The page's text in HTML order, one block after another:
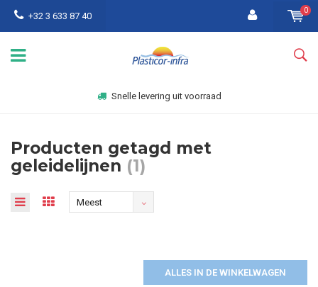
+32 3 633 87 40
0
Snelle levering uit voorraad
Producten getagd met
geleidelijnen (1)
Meest
ALLES IN DE WINKELWAGEN